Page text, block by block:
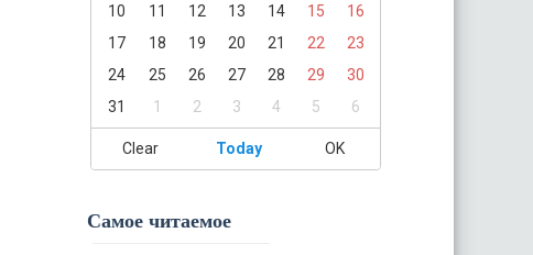
10
11 12 13 14 15
16
17
18 19 20 21 22
23
24
25 26 27 28 29
30
31
1 2 3 4 5 6
Clear Today OK
Самое читаемое